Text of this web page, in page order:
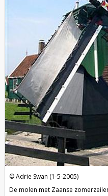
Adrie Swan (1-5-2005)
De molen met Zaanse